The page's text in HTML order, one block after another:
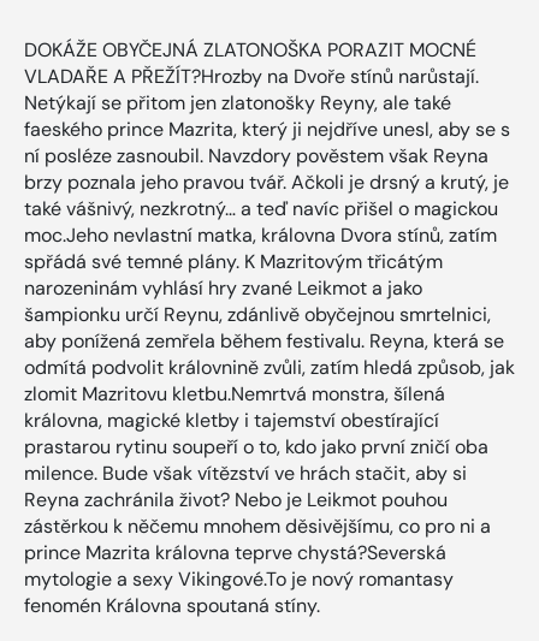
DOKÁŽE OBYČEJNÁ ZLATONOŠKA PORAZIT MOCNÉ
VLADAŘE A PŘEŽÍT?Hrozby na Dvoře stínů narůstají.
Netýkají se přitom jen zlatonošky Reyny, ale také
faeského prince Mazrita, který ji nejdříve unesl, aby se s
ní posléze zasnoubil. Navzdory pověstem však Reyna
brzy poznala jeho pravou tvář. Ačkoli je drsný a krutý, je
také vášnivý, nezkrotný… a teď navíc přišel o magickou
moc.Jeho nevlastní matka, královna Dvora stínů, zatím
spřádá své temné plány. K Mazritovým třicátým
narozeninám vyhlásí hry zvané Leikmot a jako
šampionku určí Reynu, zdánlivě obyčejnou smrtelnici,
aby ponížená zemřela během festivalu. Reyna, která se
odmítá podvolit královnině zvůli, zatím hledá způsob, jak
zlomit Mazritovu kletbu.Nemrtvá monstra, šílená
královna, magické kletby i tajemství obestírající
prastarou rytinu soupeří o to, kdo jako první zničí oba
milence. Bude však vítězství ve hrách stačit, aby si
Reyna zachránila život? Nebo je Leikmot pouhou
zástěrkou k něčemu mnohem děsivějšímu, co pro ni a
prince Mazrita královna teprve chystá?Severská
mytologie a sexy Vikingové.To je nový romantasy
fenomén Královna spoutaná stíny.